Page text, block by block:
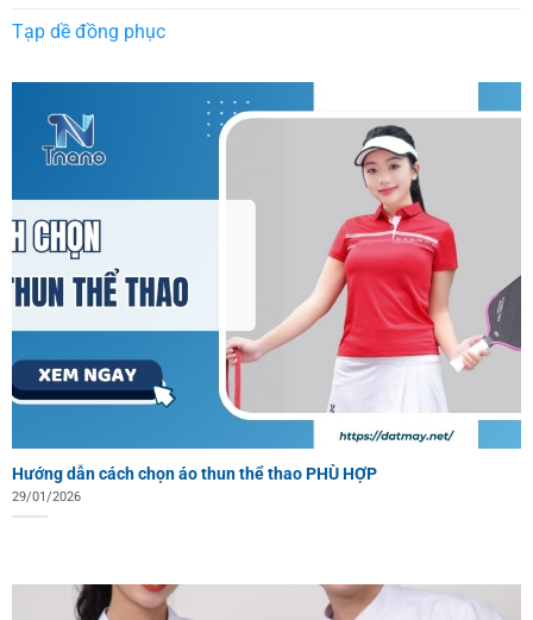
Tạp dề đồng phục
Hướng dẫn cách chọn áo thun thể thao PHÙ HỢP
29/01/2026